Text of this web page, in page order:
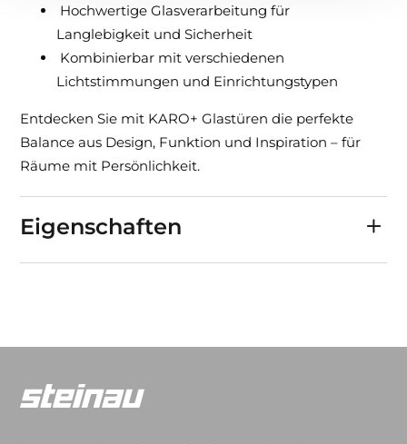
Hochwertige Glasverarbeitung für
Langlebigkeit und Sicherheit
Kombinierbar mit verschiedenen
Lichtstimmungen und Einrichtungstypen
Entdecken Sie mit KARO+ Glastüren die perfekte
Balance aus Design, Funktion und Inspiration – für
Räume mit Persönlichkeit.
Eigenschaften